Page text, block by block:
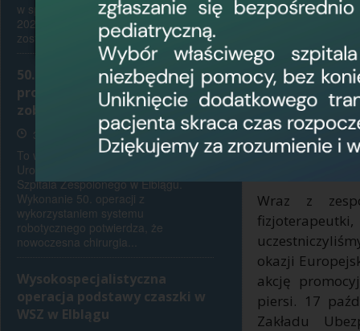
w sprawie dni wolnych od pracy w
2026 r., 14 sierpnia 2026 r. (piątek)
został ustanowiony...
50. operacji robotycznych raka
prostaty w WSZ w Elblągu -
zobacz zdjęcia i film
31 lipca 2026, 7:30
To ważny moment dla Oddziału
Urologicznego Wojewódzkiego
Szpitala Zespolonego w Elblągu.
Wykonanie 50. operacji z
wykorzystaniem systemu
robotycznego potwierdza, że
nowoczesna chirurgia...
Wysokospecjalistyczna
operacja podstawy czaszki w
WSZ w Elblągu
To były
kształtować
Wraz z
okazji
akcję
piersi. 17
Zakładu